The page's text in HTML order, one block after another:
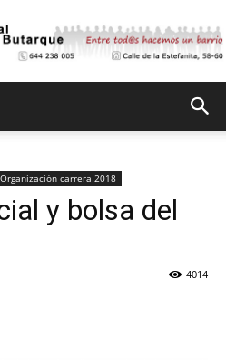
Vecinal
Organización carrera 2018
y bolsa del
4014